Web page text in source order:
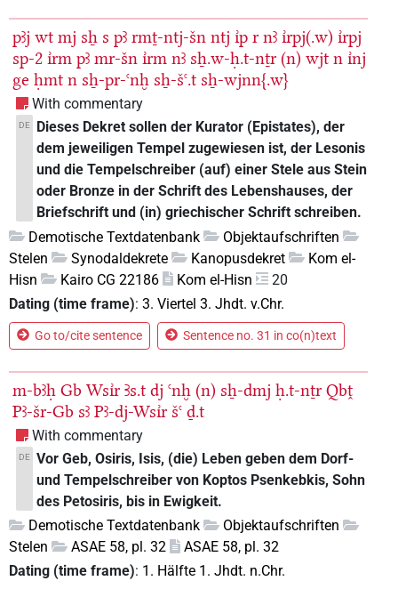
pꜣj wt mj sẖ s pꜣ rmṯ-ntj-šn ntj ı͗p r nꜣ ı͗rpj(.w) ı͗rpj
sp-2 ı͗rm pꜣ mr-šn ı͗rm nꜣ sẖ.w-ḥ.t-nṯr (n) wjt n ı͗nj
ge ḥmt n sẖ-pr-ꜥnḫ sẖ-šꜥ.t sẖ-wjnn{.w}
With commentary
DE
Dieses Dekret sollen der Kurator (Epistates), der
dem jeweiligen Tempel zugewiesen ist, der Lesonis
und die Tempelschreiber (auf) einer Stele aus Stein
oder Bronze in der Schrift des Lebenshauses, der
Briefschrift und (in) griechischer Schrift schreiben.
Demotische Textdatenbank
Objektaufschriften
Stelen
Synodaldekrete Kanopusdekret
Kom el-
Hisn
Kairo CG 22186 Kom el-Hisn
20
Dating (time frame): 3. Viertel 3. Jhdt. v.Chr.
Go to/cite sentence Sentence no. 31 in co(n)text
m-bꜣḥ Gb Wsı͗r Ꜣs.t dj ꜥnḫ (n) sẖ-dmj ḥ.t-nṯr Qbṱ
Pꜣ-šr-Gb sꜣ Pꜣ-dj-Wsı͗r šꜥ ḏ.t
With commentary
DE Vor Geb, Osiris, Isis, (die) Leben geben dem Dorf-
und Tempelschreiber von Koptos Psenkebkis, Sohn
des Petosiris, bis in Ewigkeit.
Demotische Textdatenbank
Objektaufschriften
Stelen
ASAE 58, pl. 32
ASAE 58, pl. 32
Dating (time frame): 1. Hälfte 1. Jhdt. n.Chr.